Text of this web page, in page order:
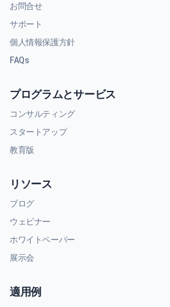
お問合せ
サポート
個人情報保護方針
FAQs
プログラムとサービス
コンサルティング
スタートアップ
教育版
リソース
ブログ
ウェビナー
ホワイトペーパー
展示会
適用例